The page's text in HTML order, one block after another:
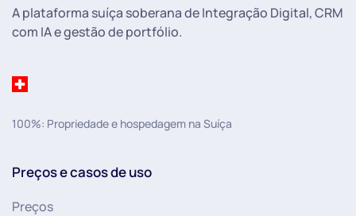
A plataforma suíça soberana de Integração Digital, CRM
com IA e gestão de portfólio.
100%: Propriedade e hospedagem na Suíça
Preços e casos de uso
Preços